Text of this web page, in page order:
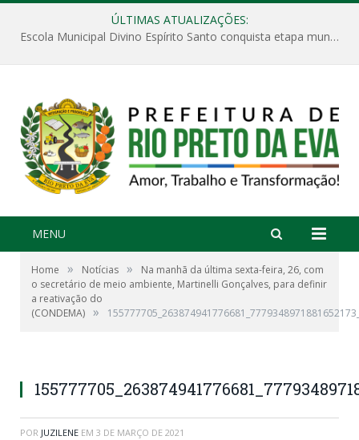
ÚLTIMAS ATUALIZAÇÕES:
Escola Municipal Divino Espírito Santo conquista etapa municipal da V Feira Amazonense de Matemática
MENU
Home » Notícias »
Na manhã da última sexta-feira, 26, com
o secretário de meio ambiente, Martinelli Gonçalves, para definir
a reativação do
(CONDEMA) »
POR JUZILENE EM 3 DE MARÇO DE 2021